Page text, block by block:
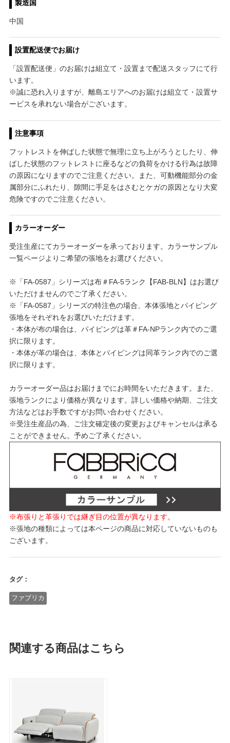
製造国
中国
設置配送便でお届け
「設置配送便」のお届けは組立て・設置まで配送スタッフにて行
います。
※誠に恐れ入りますが、離島エリアへのお届けは組立て・設置サ
ービスを承れない場合がございます。
注意事項
フットレストを伸ばした状態で無理に立ち上がろうとしたり、伸
ばした状態のフットレストに座るなどの負荷をかける行為は故障
の原因になりますのでご注意ください。また、可動機能部分の金
属部分にふれたり、隙間に手足をはさむとケガの原因となり大変
危険ですのでご注意ください。
カラーオーダー
受注生産にてカラーオーダーを承っております。カラーサンプル
一覧ページよりご希望の張地をお選びください。
※「FA-0587」シリーズは布＃FA-5ランク【FAB-BLN】はお選び
いただけませんのでご了承ください。
※「FA-0587」シリーズの特注色の場合、本体張地とパイピング
張地をそれぞれをお選びいただけます。
・本体が布の場合は、パイピングは革＃FA-NPランク内でのご選
択に限ります。
・本体が革の場合は、本体とパイピングは同革ランク内でのご選
択に限ります。
カラーオーダー品はお届けまでにお時間をいただきます。また、
張地ランクにより価格が異なります。詳しい価格や納期、ご注文
方法などはお手数ですがお問い合わせください。
※受注生産品の為、ご注文確定後の変更およびキャンセルは承る
ことができません。予めご了承ください。
※布張りと革張りでは継ぎ目の位置が異なります。
※張地の種類によっては本ページの商品に対応していないものも
ございます。
タグ：
ファブリカ
関連する商品はこちら